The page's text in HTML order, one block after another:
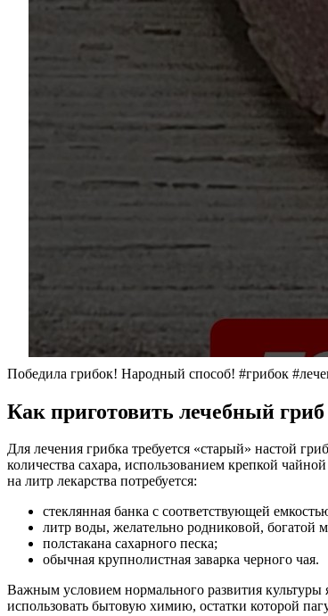
Победила грибок! Народный способ! #грибок
Как приготовить лечебный гриб
Для лечения грибка требуется «старый» настой
количества сахара, использованием крепкой
на литр лекарства потребуется:
стеклянная банка с соответствующей
литр воды, желательно родниковой, богатой
полстакана сахарного песка;
обычная крупнолистная заварка черного чая.
Важным условием нормального развития культуры
использовать бытовую химию, остатки которой